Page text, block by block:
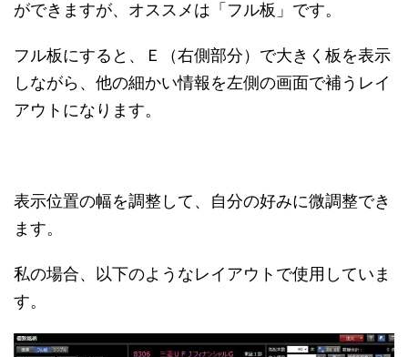
ができますが、オススメは「フル板」です。
フル板にすると、Ｅ（右側部分）で大きく板を表示
しながら、他の細かい情報を左側の画面で補うレイ
アウトになります。
表示位置の幅を調整して、自分の好みに微調整でき
ます。
私の場合、以下のようなレイアウトで使用していま
す。